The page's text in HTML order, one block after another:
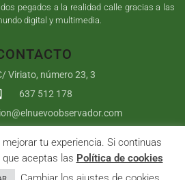
pegados a la realidad calle gracias a las
digital y multimedia.
Viriato, número 23, 3
637 512 178
Observador | Sumurdigital Diseño web
Reserved |
tu experiencia. Si continuas
aceptas las Política de cookies